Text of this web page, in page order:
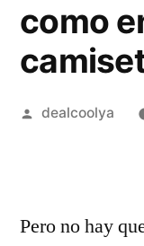
como
Publicado
dealcoolya
Pero no hay